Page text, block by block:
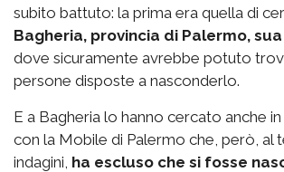
subito battuto: la prima era quella di
Bagheria, provincia di Palermo,
dove sicuramente avrebbe potuto
persone disposte a nasconderlo.
E a Bagheria lo hanno cercato anche
con la Mobile di Palermo che, però, al
indagini, ha escluso che si fosse